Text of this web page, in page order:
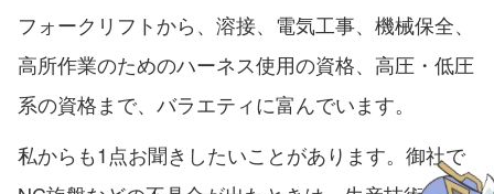
フォークリフトから、溶接、電気工事、機械保全、
高所作業のためのハーネス使用の資格、高圧・低圧
系の資格まで、バラエティに富んでいます。
私からも1点お聞きしたいことがあります。御社で